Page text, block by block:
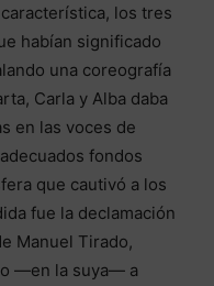
los tres
habían significado
una coreografía
Carla y Alba daba
en las voces de
fondos
que cautivó a los
fue la declamación
Manuel Tirado,
—en la suya— a